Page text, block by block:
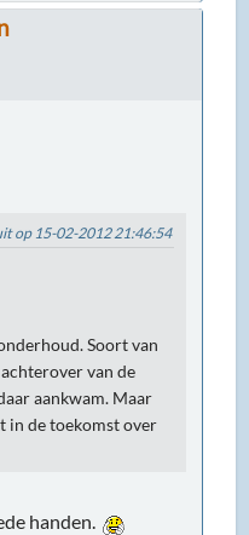
op 15-02-2012 21:46:54
Soort van
van de
aankwam. Maar
in de toekomst over
handen.